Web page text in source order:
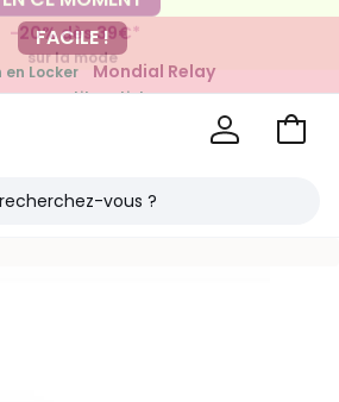
-20% dès 39€*
sur la mode
FACILE !
en Locker Mondial Relay
vos petits articles
Voir